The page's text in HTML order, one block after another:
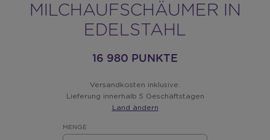
MILCHAUFSCHÄUMER IN
EDELSTAHL
16 980 PUNKTE
Versandkosten inklusive.
Lieferung innerhalb 5 Geschäftstagen
Land ändern
MENGE